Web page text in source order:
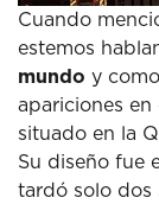
Cuando
estemos
mundo y
apariciones en
situado en la
Su diseño fue
tardó solo dos